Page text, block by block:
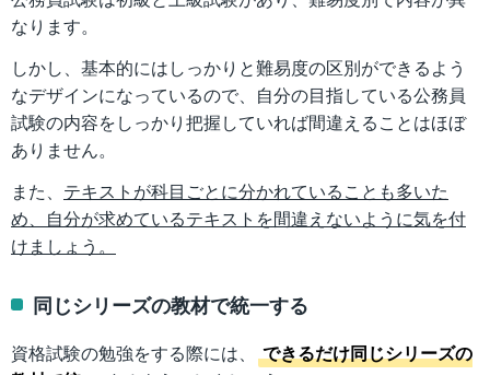
なります。
しかし、基本的にはしっかりと難易度の区別ができるよう
なデザインになっているので、自分の目指している公務員
試験の内容をしっかり把握していれば間違えることはほぼ
ありません。
また、 テキストが科目ごとに分かれていることも多いた
め、自分が求めているテキストを間違えないように気を付
けましょう。
同じシリーズの教材で統一する
資格試験の勉強をする際には、
できるだけ同じシリーズの